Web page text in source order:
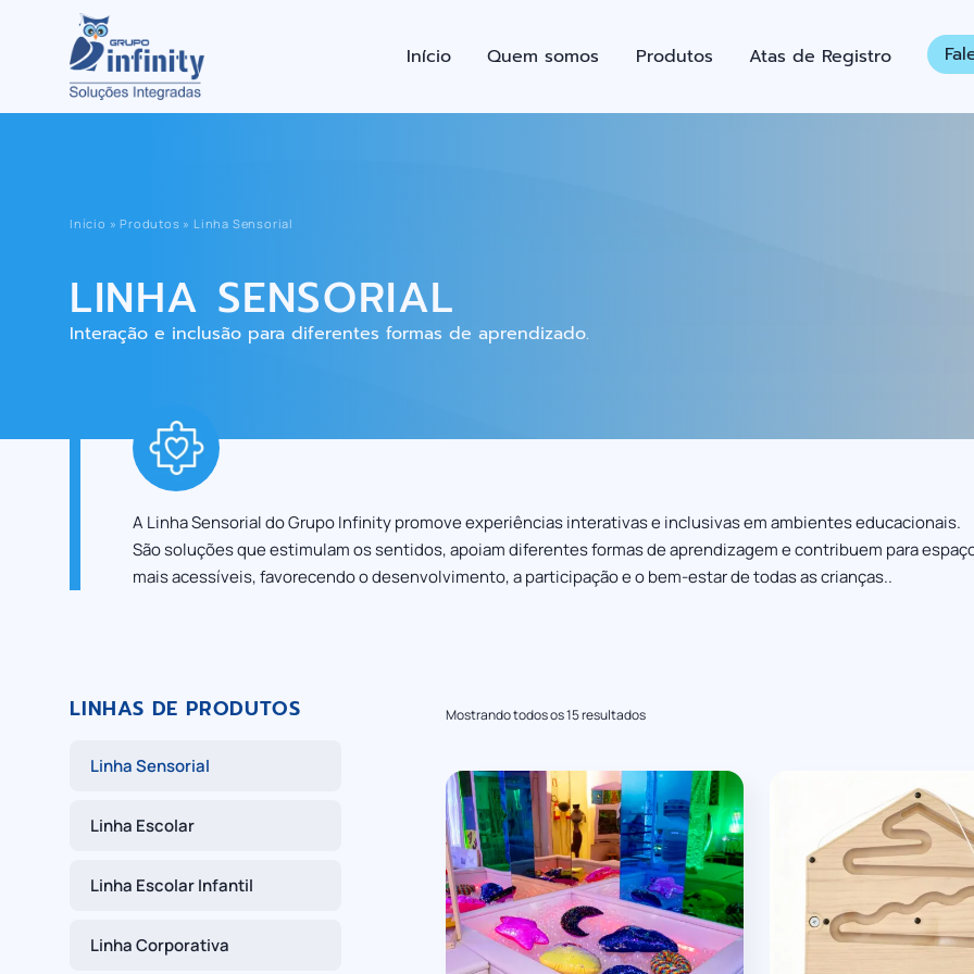
Início Quem somos Produtos Atas de Registro
Início »Produtos » Linha Sensorial
LINHA SENSORIAL
Interação e inclusão para diferentes formas de aprendizado.
A Linha Sensorial do Grupo Infinity promove experiências interativas e inclusivas em ambientes educacionais.
São soluções que estimulam os sentidos, apoiam diferentes formas de aprendizagem e contribuem para
mais acessíveis, favorecendo o desenvolvimento, a participação e o bem-estar de todas as crianças..
LINHAS DE PRODUTOS
Linha Sensorial
Linha Escolar
Linha Escolar Infantil
Linha Corporativa
Mostrando todos os 15 resultados